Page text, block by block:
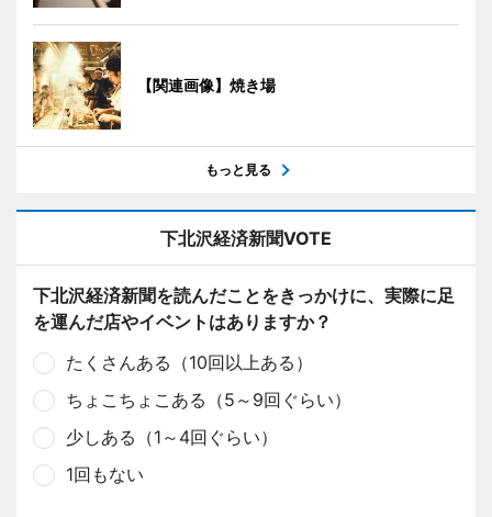
【関連画像】焼き場
もっと見る
下北沢経済新聞VOTE
下北沢経済新聞を読んだことをきっかけに、実際に足
を運んだ店やイベントはありますか？
たくさんある（10回以上ある）
ちょこちょこある（5～9回ぐらい）
少しある（1～4回ぐらい）
1回もない